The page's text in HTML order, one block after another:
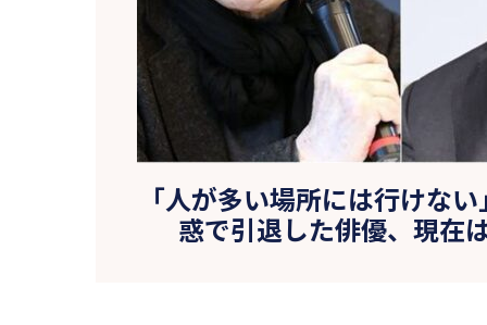
「人が多い場所には行けな
惑で引退した俳優、現在